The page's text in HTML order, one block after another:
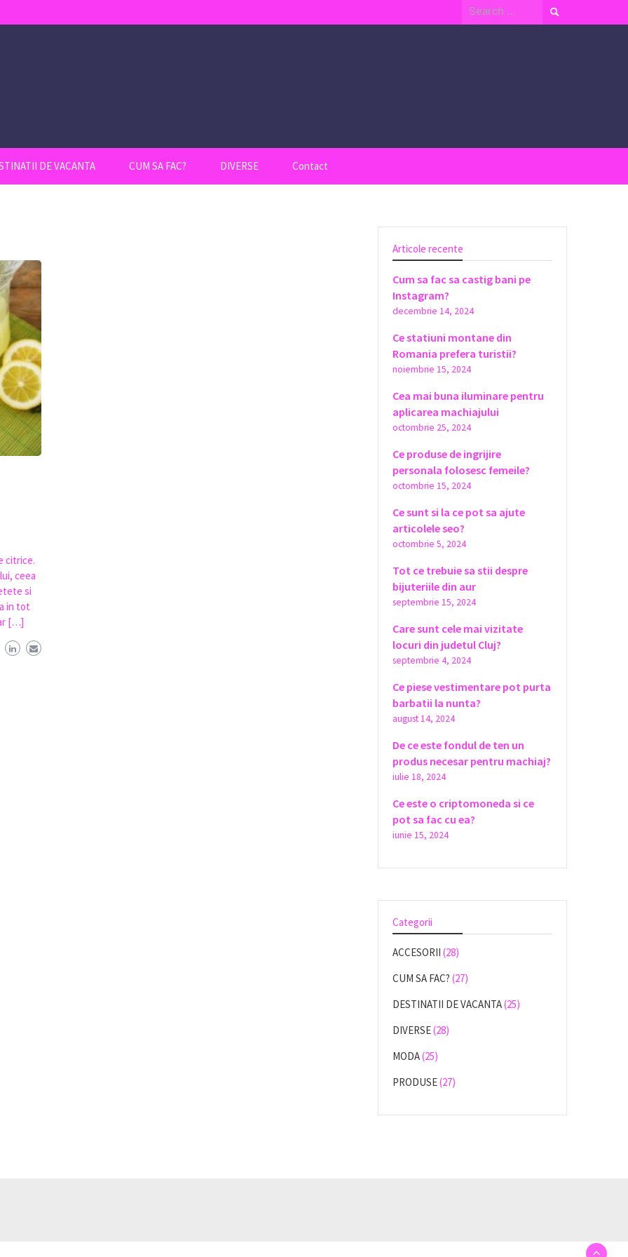
Search
for:
DE VACANTA CUM SA FAC? DIVERSE Contact
citrice.
ceea
si
in tot
[…]
Articole recente
Cum sa fac sa castig bani pe
Instagram?
decembrie 14, 2024
Ce statiuni montane din
Romania prefera turistii?
noiembrie 15, 2024
Cea mai buna iluminare pentru
aplicarea machiajului
octombrie 25, 2024
Ce produse de ingrijire
personala folosesc femeile?
octombrie 15, 2024
Ce sunt si la ce pot sa ajute
articolele seo?
octombrie 5, 2024
Tot ce trebuie sa stii despre
bijuteriile din aur
septembrie 15, 2024
Care sunt cele mai vizitate
locuri din judetul Cluj?
septembrie 4, 2024
Ce piese vestimentare pot purta
barbatii la nunta?
august 14, 2024
De ce este fondul de ten un
produs necesar pentru machiaj?
iulie 18, 2024
Ce este o criptomoneda si ce
pot sa fac cu ea?
iunie 15, 2024
Categorii
ACCESORII (28)
CUM SA FAC? (27)
DESTINATII DE VACANTA(25)
DIVERSE(28)
MODA(25)
PRODUSE(27)